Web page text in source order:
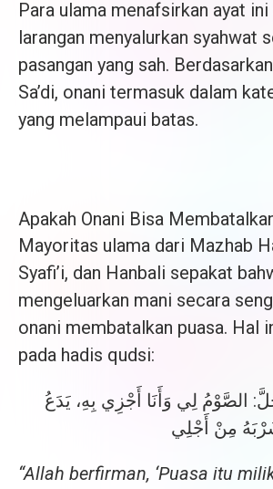
Para ulama menafsirkan ayat
larangan menyalurkan syahwat
pasangan yang sah.
Sa’di, onani termasuk dalam
yang melampaui batas.
Apakah Onani Bisa
Mayoritas ulama dari Mazhab
Syafi’i, dan Hanbali sepakat
mengeluarkan mani secara
onani membatalkan puasa. Hal
pada hadis qudsi:
الصَّوْمُ لِي وَأَنَا أَجْزِي بِهِ، يَدَعُ
مِنْ أَجْلِي
“Allah berfirman, ‘Puasa itu